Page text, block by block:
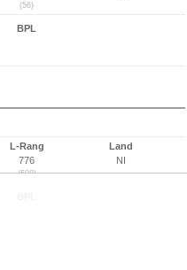
(56)
BPL
L-Rang
776
(508)
Land
NI